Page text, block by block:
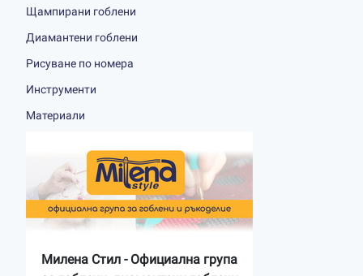
Щампирани гоблени
Диамантени гоблени
Рисуване по номера
Инструменти
Материали
Милена Стил - Официална група